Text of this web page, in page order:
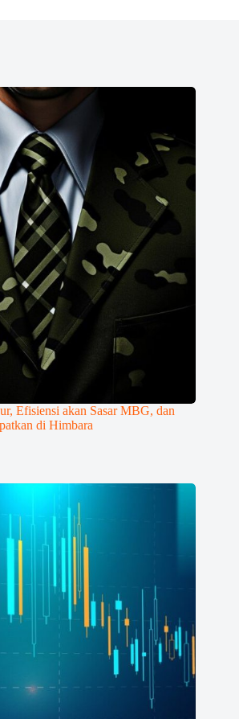
Efisiensi akan Sasar MBG, dan
di Himbara